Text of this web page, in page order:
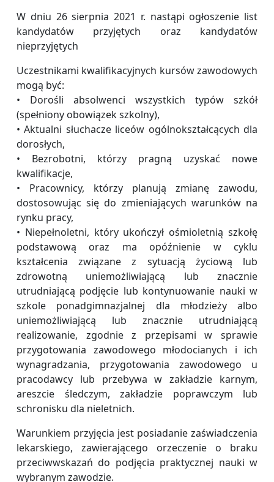
W dniu 26 sierpnia 2021 r. nastąpi ogłoszenie list
kandydatów przyjętych oraz kandydatów
nieprzyjętych
Uczestnikami kwalifikacyjnych kursów zawodowych
mogą być:
• Dorośli absolwenci wszystkich typów szkół
(spełniony obowiązek szkolny),
• Aktualni słuchacze liceów ogólnokształcących dla
dorosłych,
• Bezrobotni, którzy pragną uzyskać nowe
kwalifikacje,
• Pracownicy, którzy planują zmianę zawodu,
dostosowując się do zmieniających warunków na
rynku pracy,
• Niepełnoletni, który ukończył ośmioletnią szkołę
podstawową oraz ma opóźnienie w cyklu
kształcenia związane z sytuacją życiową lub
zdrowotną uniemożliwiającą lub znacznie
utrudniającą podjęcie lub kontynuowanie nauki w
szkole ponadgimnazjalnej dla młodzieży albo
uniemożliwiającą lub znacznie utrudniającą
realizowanie, zgodnie z przepisami w sprawie
przygotowania zawodowego młodocianych i ich
wynagradzania, przygotowania zawodowego u
pracodawcy lub przebywa w zakładzie karnym,
areszcie śledczym, zakładzie poprawczym lub
schronisku dla nieletnich.
Warunkiem przyjęcia jest posiadanie zaświadczenia
lekarskiego, zawierającego orzeczenie o braku
przeciwwskazań do podjęcia praktycznej nauki w
wybranym zawodzie.